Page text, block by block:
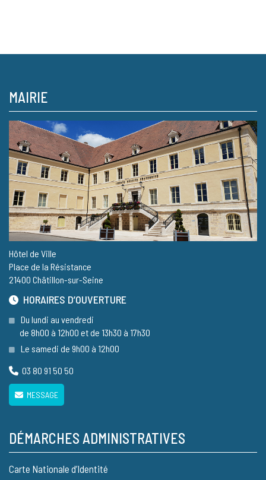
MAIRIE
Hôtel de Ville
Place de la Résistance
21400 Châtillon-sur-Seine
HORAIRES D’OUVERTURE
Du lundi au vendredi
de 8h00 à 12h00 et de 13h30 à 17h30
Le samedi de 9h00 à 12h00
03 80 91 50 50
MESSAGE
DÉMARCHES ADMINISTRATIVES
Carte Nationale d’Identité